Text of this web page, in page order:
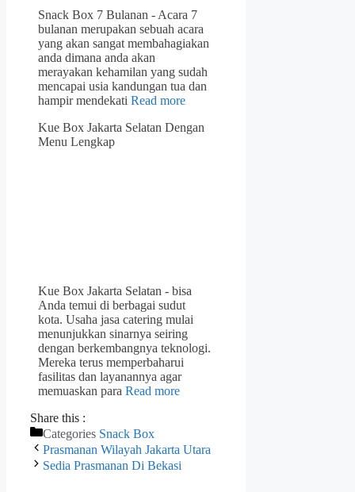
Snack Box 7 Bulanan - Acara 7
bulanan merupakan sebuah acara
yang akan sangat membahagiakan
anda dimana anda akan
merayakan kehamilan yang sudah
mencapai usia kandungan tua dan
hampir mendekati Read more
Kue Box Jakarta Selatan Dengan
Menu Lengkap
Kue Box Jakarta Selatan - bisa
Anda temui di berbagai sudut
kota. Usaha jasa catering mulai
menunjukkan sinarnya seiring
dengan berkembangnya teknologi.
Mereka terus memperbaharui
fasilitas dan layanannya agar
memuaskan para Read more
Share this :
Categories Snack Box
Prasmanan Wilayah Jakarta Utara
Sedia Prasmanan Di Bekasi